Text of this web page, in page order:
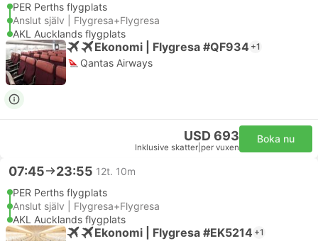
PER Perths flygplats
Anslut själv | Flygresa+Flygresa
AKL Aucklands flygplats
Ekonomi | Flygresa #QF934 +1
Qantas Airways
USD 693
Inklusive skatter per vuxen
Boka nu
07:45 23:55 12t. 10m
PER Perths flygplats
Anslut själv | Flygresa+Flygresa
AKL Aucklands flygplats
Ekonomi | Flygresa #EK5214 +1